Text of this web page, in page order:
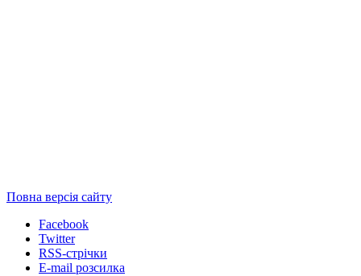
Повна версія сайту
Facebook
Twitter
RSS-стрічки
E-mail розсилка